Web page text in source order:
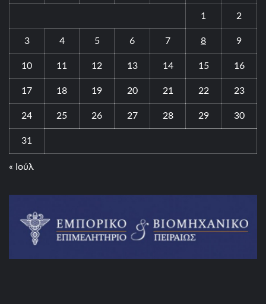
1 2
3 4 5 6 7 8 9
10 11 12 13 14 15 16
17 18 19 20 21 22 23
24 25 26 27 28 29 30
31
« Ιούλ